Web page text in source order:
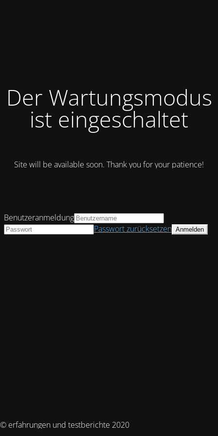
Der Wartungsmodus
ist eingeschaltet
Site will be available soon. Thank you for your patience!
© erfahrungen und testberichte 2020
Benutzeranmeldung
Passwort zurücksetzen